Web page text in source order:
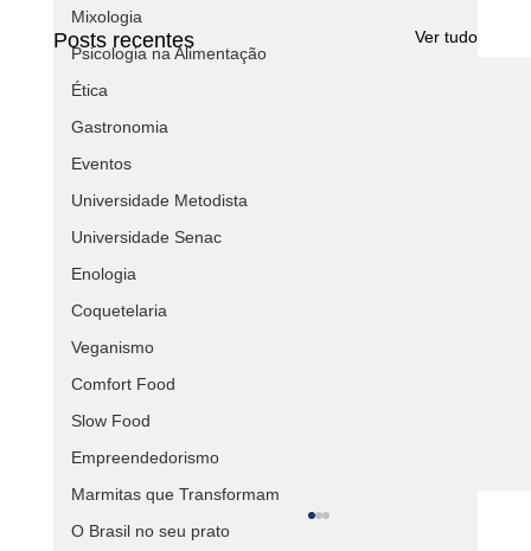
Mixologia
Psicologia na Alimentação
Ética
Gastronomia
Eventos
Universidade Metodista
Universidade Senac
Enologia
Coquetelaria
Veganismo
Comfort Food
Slow Food
Empreendedorismo
Marmitas que Transformam
O Brasil no seu prato
Posts recentes Ver tudo